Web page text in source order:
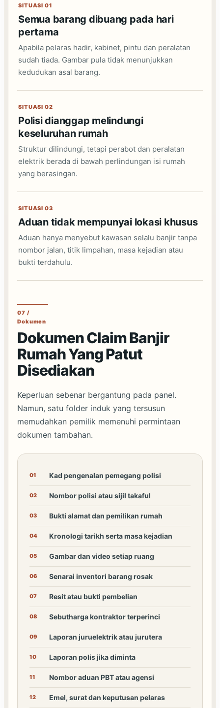
SITUASI 01
Semua barang dibuang pada hari
pertama
Apabila pelaras hadir, kabinet, pintu dan peralatan
sudah tiada. Gambar pula tidak menunjukkan
kedudukan asal barang.
SITUASI 02
Polisi dianggap melindungi
keseluruhan rumah
Struktur dilindungi, tetapi perabot dan peralatan
elektrik berada di bawah perlindungan isi rumah
yang berasingan.
SITUASI 03
Aduan tidak mempunyai lokasi khusus
Aduan hanya menyebut kawasan selalu banjir tanpa
nombor jalan, titik limpahan, masa kejadian atau
bukti terdahulu.
07 /
Dokumen
Dokumen Claim Banjir
Rumah Yang Patut
Disediakan
Keperluan sebenar bergantung pada panel.
Namun, satu folder induk yang tersusun
memudahkan pemilik memenuhi permintaan
dokumen tambahan.
01 Kad pengenalan pemegang polisi
02 Nombor polisi atau sijil takaful
03 Bukti alamat dan pemilikan rumah
04 Kronologi tarikh serta masa kejadian
05 Gambar dan video setiap ruang
06 Senarai inventori barang rosak
07 Resit atau bukti pembelian
08 Sebutharga kontraktor terperinci
09 Laporan juruelektrik atau jurutera
10 Laporan polis jika diminta
11 Nombor aduan PBT atau agensi
12 Emel, surat dan keputusan pelaras